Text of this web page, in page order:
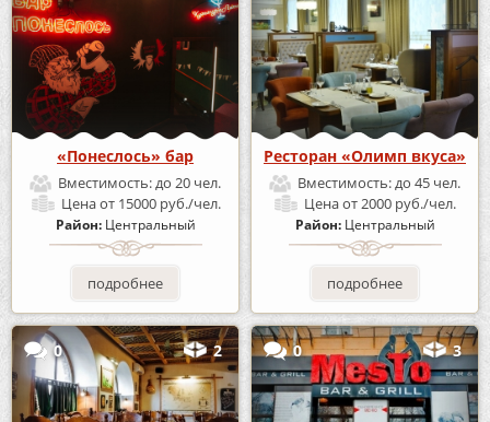
«Понеслось» бар
Вместимость:до 20 чел.
Ценаот 15000 руб./чел.
Район: Центральный
подробнее
Ресторан «Олимп вкуса»
Вместимость:до 45 чел.
Ценаот 2000 руб./чел.
Район: Центральный
подробнее
0 2 0 3